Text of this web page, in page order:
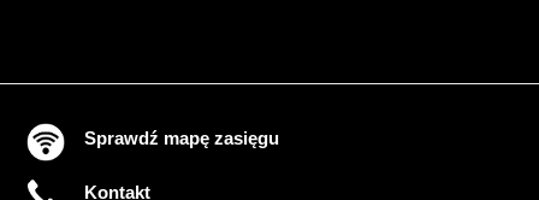
Sprawdź mapę zasięgu
Kontakt